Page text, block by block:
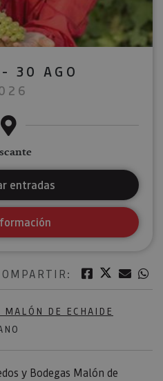
Facebook
Twitter
MALÓN DE ECHAIDE
y Bodegas Malón de
30 AGO
entradas